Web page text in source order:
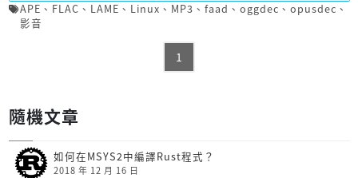
APE 、 FLAC 、 LAME 、 Linux 、 MP3 、 faad 、 oggdec 、 opusdec 、
影音
1
隨機文章
如何在MSYS2中編譯Rust程式？
2018 年 12 月 16 日